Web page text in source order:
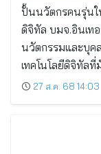
ปั้นนวัตกรคนรุ่นใ
ดิจิทัล บมจ.อินเทอ
นวัตกรรมและบุค
เทคโนโลยีดิจิทัล
27 ส.ค. 68 14:03